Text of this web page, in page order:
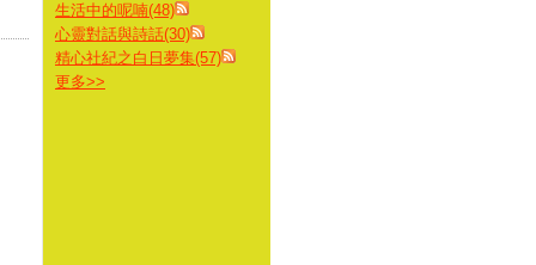
生活中的呢喃(48)
心靈對話與詩話(30)
精心社紀之白日夢集(57)
更多>>